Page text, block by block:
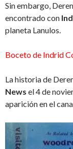
Sin embargo,
encontrado con
planeta Lanulos.
Boceto de Indrid
La historia de
News el 4 de
aparición en el